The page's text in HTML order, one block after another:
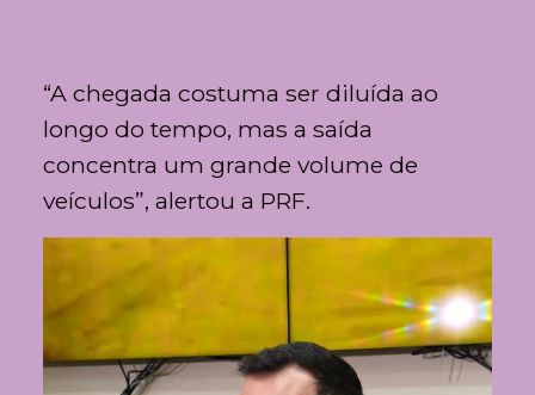
“A chegada costuma ser diluída ao
longo do tempo, mas a saída
concentra um grande volume de
veículos”, alertou a PRF.